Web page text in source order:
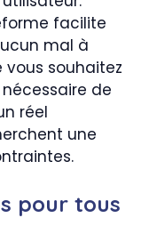
facilite
mal à
souhaitez
nécessaire de
réel
une
pour tous